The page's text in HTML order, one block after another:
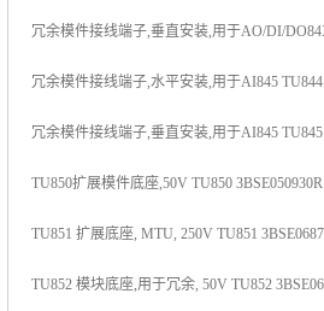
冗余模件接线端子,垂直安装,用于AO/DI/
冗余模件接线端子,水平安装,用于AI845 TU844
冗余模件接线端子,垂直安装,用于AI845 TU845
TU850扩展模件底座,50V TU850
TU851 扩展底座, MTU, 250V TU851
TU852 模块底座,用于冗余, 50V TU852